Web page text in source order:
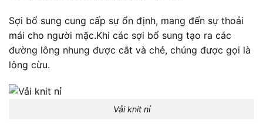
Sợi bổ sung cung cấp sự ổn định, mang đến sự thoải
mái cho người mặc.Khi các sợi bổ sung tạo ra các
đường lông nhung được cắt và chẻ, chúng được gọi là
lông cừu.
Vải knit nỉ